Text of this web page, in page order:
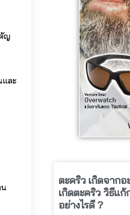
ญ
และ
น
ตะคริว เกิดจาก
เกิดตะคริว วิธีแ
อย่างไรดี ?